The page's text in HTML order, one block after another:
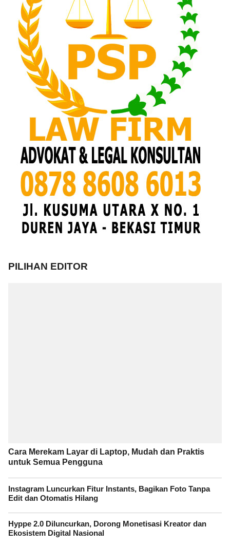
PILIHAN EDITOR
Cara Merekam Layar di Laptop, Mudah dan Praktis
untuk Semua Pengguna
Instagram Luncurkan Fitur Instants, Bagikan Foto Tanpa
Edit dan Otomatis Hilang
Hyppe 2.0 Diluncurkan, Dorong Monetisasi Kreator dan
Ekosistem Digital Nasional